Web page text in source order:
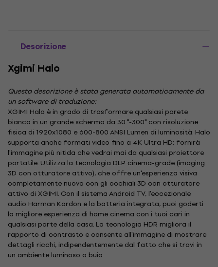
Descrizione
Xgimi Halo
Questa descrizione è stata generata automaticamente da
un software di traduzione:
XGIMI Halo è in grado di trasformare qualsiasi parete
bianca in un grande schermo da 30 "-300" con risoluzione
fisica di 1920x1080 e 600-800 ANSI Lumen di luminosità. Halo
supporta anche formati video fino a 4K Ultra HD: fornirà
l'immagine più nitida che vedrai mai da qualsiasi proiettore
portatile. Utilizza la tecnologia DLP cinema-grade (imaging
3D con otturatore attivo), che offre un'esperienza visiva
completamente nuova con gli occhiali 3D con otturatore
attivo di XGIMI. Con il sistema Android TV, l'eccezionale
audio Harman Kardon e la batteria integrata, puoi goderti
la migliore esperienza di home cinema con i tuoi cari in
qualsiasi parte della casa. La tecnologia HDR migliora il
rapporto di contrasto e consente all'immagine di mostrare
dettagli ricchi, indipendentemente dal fatto che si trovi in
un ambiente luminoso o buio.